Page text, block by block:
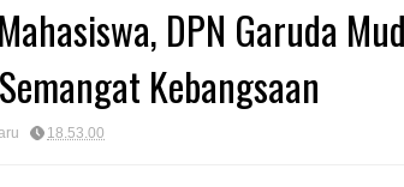
DPN Garuda
Kebangsaan
18.53.00